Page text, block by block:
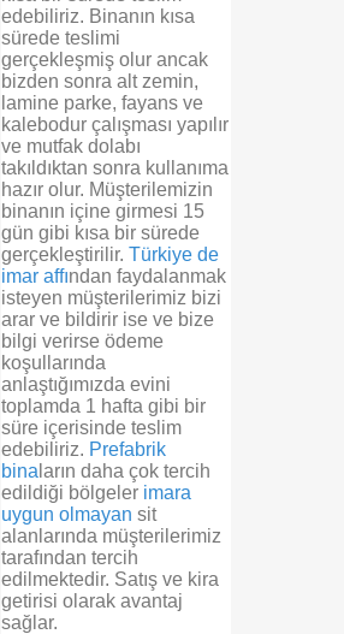
edebiliriz. Binanın kısa
sürede teslimi
gerçekleşmiş olur ancak
bizden sonra alt zemin,
lamine parke, fayans ve
kalebodur çalışması yapılır
ve mutfak dolabı
takıldıktan sonra kullanıma
hazır olur. Müşterilemizin
binanın içine girmesi 15
gün gibi kısa bir sürede
gerçekleştirilir. Türkiye de
imar affından faydalanmak
isteyen müşterilerimiz bizi
arar ve bildirir ise ve bize
bilgi verirse ödeme
koşullarında
anlaştığımızda evini
toplamda 1 hafta gibi bir
süre içerisinde teslim
edebiliriz. Prefabrik
bina ların daha çok tercih
edildiği bölgeler imara
uygun olmayan sit
alanlarında müşterilerimiz
tarafından tercih
edilmektedir. Satış ve kira
getirisi olarak avantaj
sağlar.